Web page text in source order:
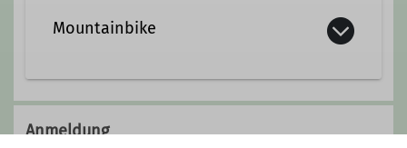
Mountainbike
Die Mountainbikegruppe vereint
gleichgesinnte Biker abseits
Anmeldung